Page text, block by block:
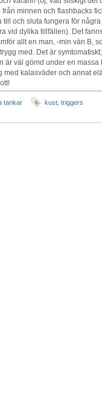
från minnen och flashbacks
till och sluta fungera för
vid dylika tillfällen). Det
allt en man, -min vän B,
med. Det är
är väl gömd under en
med kalasväder och annat
tankar kust triggers